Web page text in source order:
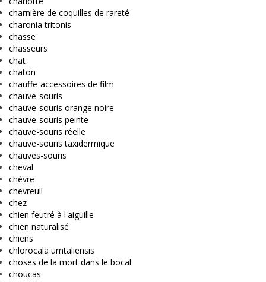
charnière de coquilles de rareté
charonia tritonis
chasse
chasseurs
chat
chaton
chauffe-accessoires de film
chauve-souris
chauve-souris orange noire
chauve-souris peinte
chauve-souris réelle
chauve-souris taxidermique
chauves-souris
cheval
chèvre
chevreuil
chez
chien feutré à l'aiguille
chien naturalisé
chiens
chlorocala umtaliensis
choses de la mort dans le bocal
choucas